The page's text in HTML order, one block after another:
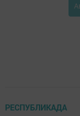
РЕСПУБЛИКАДА